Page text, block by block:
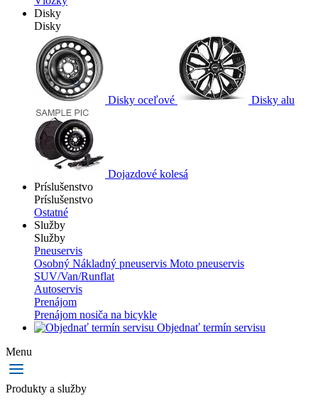
Disky
Disky
Disky oceľové Disky alu
Dojazdové kolesá
Príslušenstvo
Príslušenstvo
Ostatné
Služby
Služby
Pneuservis
Osobný Nákladný pneuservis Moto pneuservis
SUV/Van/Runflat
Autoservis
Prenájom
Prenájom nosiča na bicykle
Objednať termín servisu
Menu
Produkty a služby